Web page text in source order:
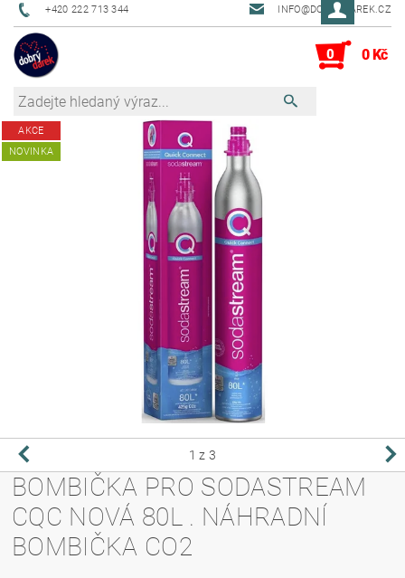
+420 222 713 344 INFO@DOBRYDAREK.CZ
0 0 Kč
AKCE
NOVINKA
1 z 3
BOMBIČKA PRO SODASTREAM
CQC NOVÁ 80L . NÁHRADNÍ
BOMBIČKA CO2